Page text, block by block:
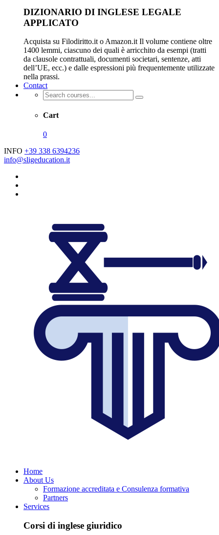
DIZIONARIO DI INGLESE LEGALE
APPLICATO
Acquista su Filodiritto.it o Amazon.it Il volume contiene oltre
1400 lemmi, ciascuno dei quali è arricchito da esempi (tratti
da clausole contrattuali, documenti societari, sentenze, atti
dell’UE, ecc.) e dalle espressioni più frequentemente utilizzate
nella prassi.
Contact
Cart
0
INFO +39 338 6394236
info@sligeducation.it
Home
About Us
Formazione accreditata e Consulenza formativa
Partners
Services
Corsi di inglese giuridico